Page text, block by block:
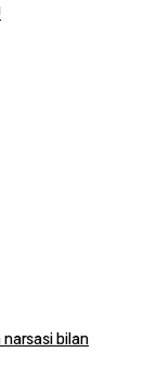
narsasi bilan